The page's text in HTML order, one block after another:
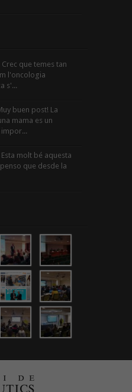
Crec que temes tan
l'oncologia
s'...
buen post! La
mama es un
molt bé aquesta
que desde la